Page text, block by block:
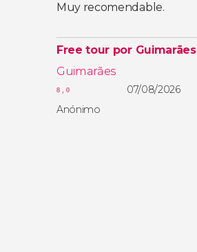
Muy recomendable.
Free tour por Guimarães
Guimarães
8,0
07/08/2026
Anónimo